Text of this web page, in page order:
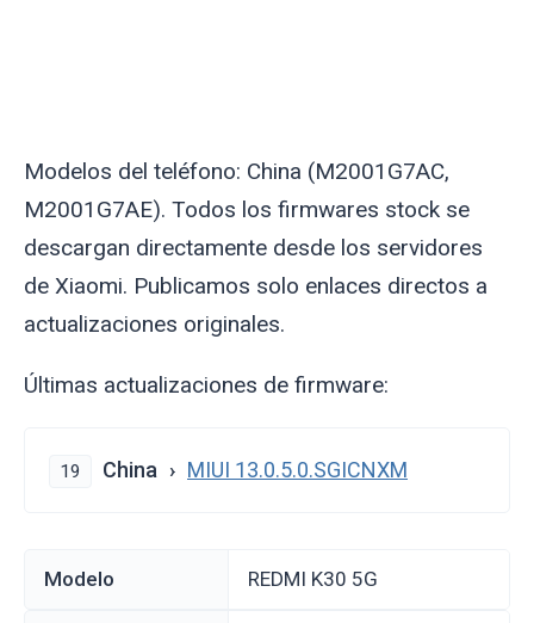
Modelos del teléfono: China (M2001G7AC,
M2001G7AE). Todos los firmwares stock se
descargan directamente desde los servidores
de Xiaomi. Publicamos solo enlaces directos a
actualizaciones originales.
Últimas actualizaciones de firmware:
19 China MIUI 13.0.5.0.SGICNXM
Modelo REDMI K30 5G